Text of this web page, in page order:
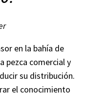
en la bahía de
pezca comercial y
su distribución.
el conocimiento